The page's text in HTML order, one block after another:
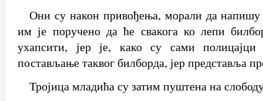
Они су након привођења, морали да напишу
им је поручено да ће свакога ко лепи
ухапсити, јер је, како су сами
постављање таквог билборда, јер представља
Тројица младића су затим пуштена на